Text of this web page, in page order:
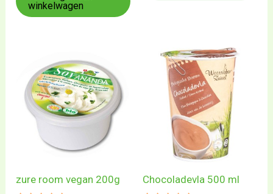
winkelwagen
zure room vegan 200g Chocoladevla 500 ml